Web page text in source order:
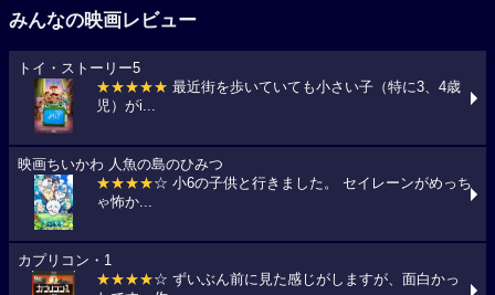
みんなの映画レビュー
トイ・ストーリー5
★★★★★ 最近街を歩いていても小さい子（特に3、4歳
児）がi...
映画ちいかわ 人魚の島のひみつ
★★★★☆ 小6の子供と行きました。 セイレーンがめっち
ゃ怖か...
カプリコン・1
★★★★☆ ずいぶん前に見た感じがしますが、面白かっ